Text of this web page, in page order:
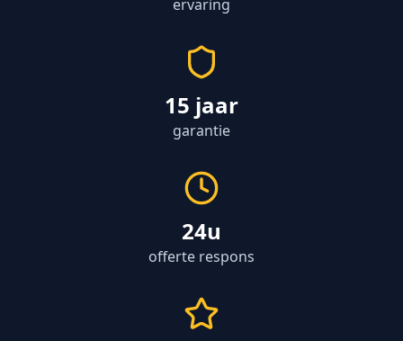
ervaring
15 jaar
garantie
24u
offerte respons